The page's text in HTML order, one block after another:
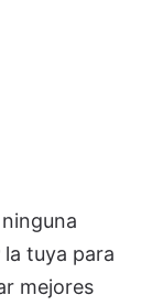
la tuya para
mejores